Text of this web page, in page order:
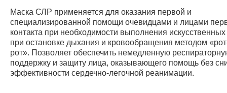
Маска СЛР применяется для оказания первой и
специализированной помощи очевидцами и лицами
контакта при необходимости выполнения
при остановке дыхания и кровообращения методом
рот». Позволяет обеспечить немедленную
поддержку и защиту лица, оказывающего помощь без
эффективности сердечно-легочной реанимации.